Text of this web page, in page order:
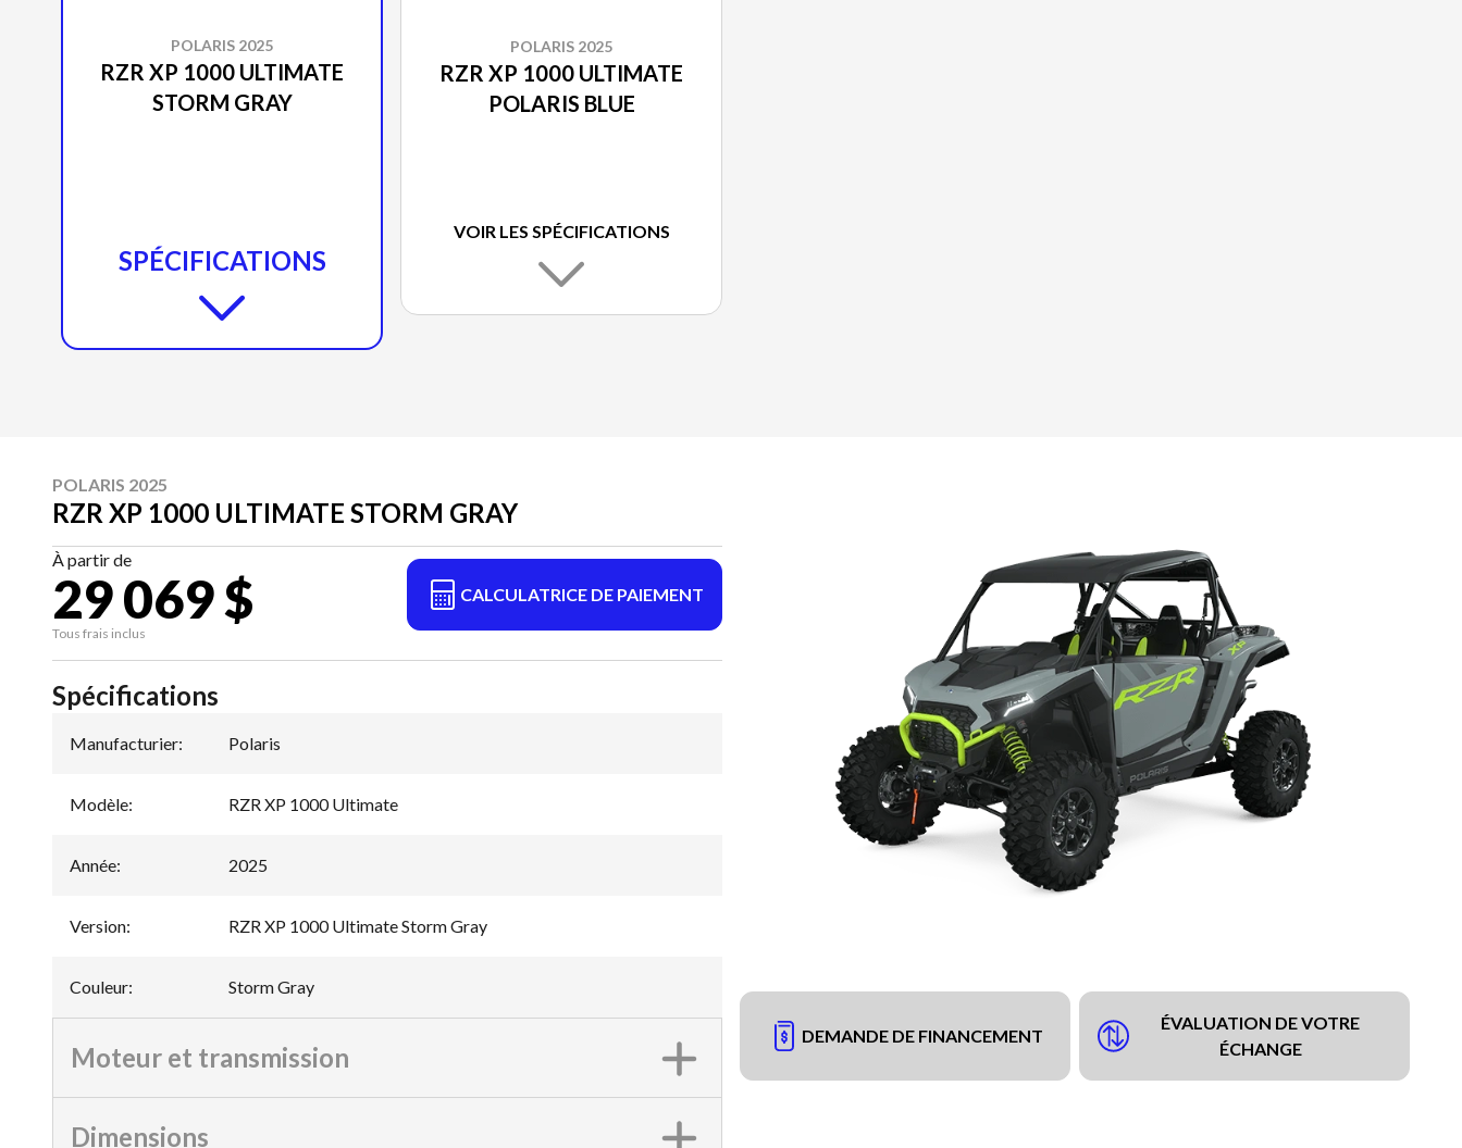
POLARIS 2025
RZR XP 1000 ULTIMATE
STORM GRAY
SPÉCIFICATIONS
POLARIS 2025
RZR XP 1000 ULTIMATE
POLARIS BLUE
VOIR LES SPÉCIFICATIONS
POLARIS 2025
RZR XP 1000 ULTIMATE STORM GRAY
À partir de
29 069 $
Tous frais inclus
CALCULATRICE DE PAIEMENT
DEMANDE DE FINANCEMENT
ÉVALUATION DE VOTRE
ÉCHANGE
Spécifications
Manufacturier: Polaris
Modèle: RZR XP 1000 Ultimate
Année: 2025
Version: RZR XP 1000 Ultimate Storm Gray
Couleur: Storm Gray
Moteur et transmission
Dimensions